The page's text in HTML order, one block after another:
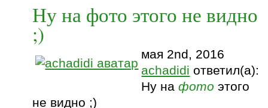
Ну на фото этого не видно
;)
мая 2nd, 2016
achadidi ответил(а):
Ну нафото этого
не видно ;)